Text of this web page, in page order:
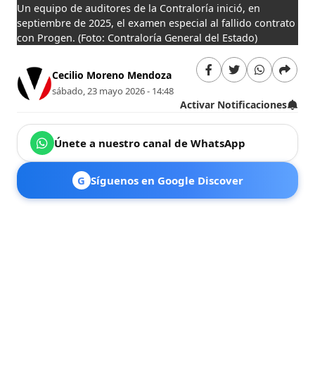
Un equipo de auditores de la Contraloría inició, en
septiembre de 2025, el examen especial al fallido contrato
con Progen. (Foto: Contraloría General del Estado)
Cecilio Moreno Mendoza
sábado, 23 mayo 2026 - 14:48
Activar Notificaciones
Únete a nuestro canal de WhatsApp
G Síguenos en Google Discover